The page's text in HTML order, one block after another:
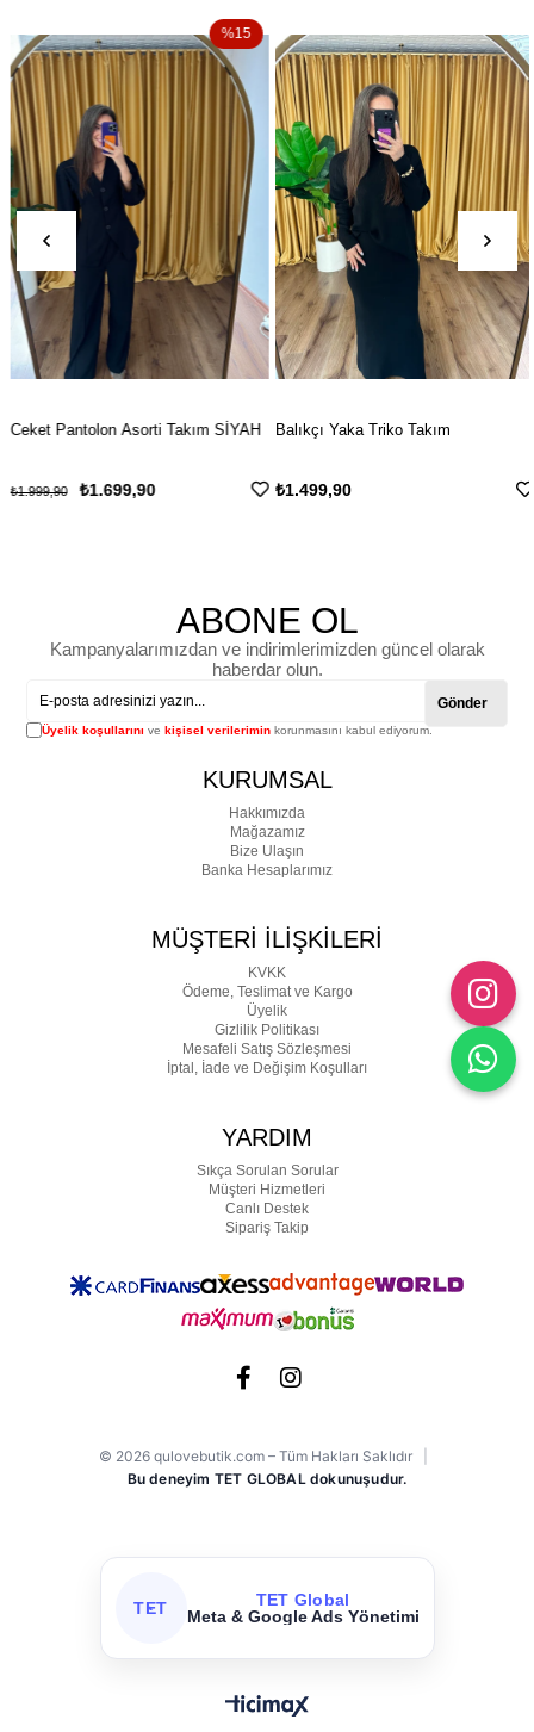
Ceket Pantolon Asorti Takım SİYAH
₺1.699,90
₺1.999,90
%15
Balıkçı Yaka Triko Takım
₺1.499,90
ABONE OL
Kampanyalarımızdan ve indirimlerimizden güncel olarak
haberdar olun.
Gönder
Üyelik koşullarını ve kişisel verilerimin korunmasını kabul ediyorum.
KURUMSAL
Hakkımızda
Mağazamız
Bize Ulaşın
Banka Hesaplarımız
MÜŞTERİ İLİŞKİLERİ
KVKK
Ödeme, Teslimat ve Kargo
Üyelik
Gizlilik Politikası
Mesafeli Satış Sözleşmesi
İptal, İade ve Değişim Koşulları
YARDIM
Sıkça Sorulan Sorular
Müşteri Hizmetleri
Canlı Destek
Sipariş Takip
© 2026 qulovebutik.com – Tüm Hakları Saklıdır
Bu deneyim TET GLOBAL dokunuşudur.
TET
TET Global
Meta & Google Ads Yönetimi